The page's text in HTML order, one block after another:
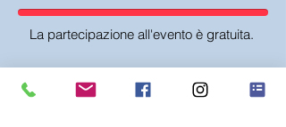
La partecipazione all'evento è gratuita.